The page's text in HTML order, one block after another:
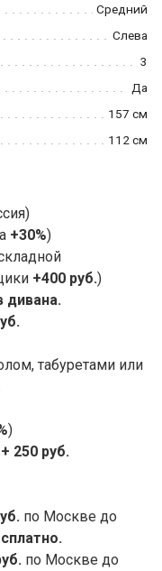
Средний
Слева
3
Да
157 см
112 см
+30%)
+400 руб.)
табуретами или
)
+ 250 руб.
по Москве до
по Москве до